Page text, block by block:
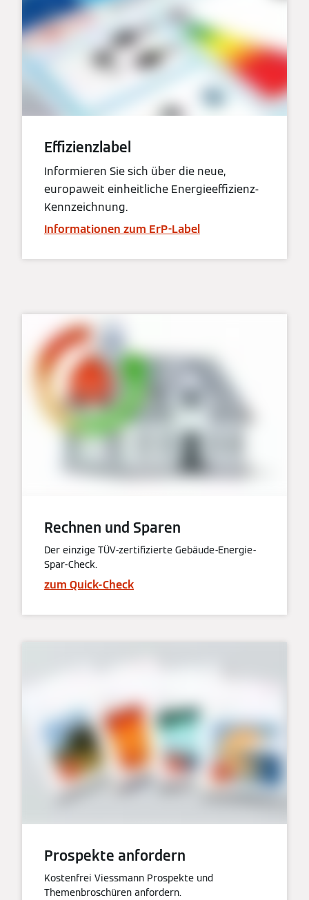
Effizienzlabel
Informieren Sie sich über die neue,
europaweit einheitliche Energieeffizienz-
Kennzeichnung.
Informationen zum ErP-Label
Rechnen und Sparen
Der einzige TÜV-zertifizierte Gebäude-Energie-
Spar-Check.
zum Quick-Check
Prospekte anfordern
Kostenfrei Viessmann Prospekte und
Themenbroschüren anfordern.